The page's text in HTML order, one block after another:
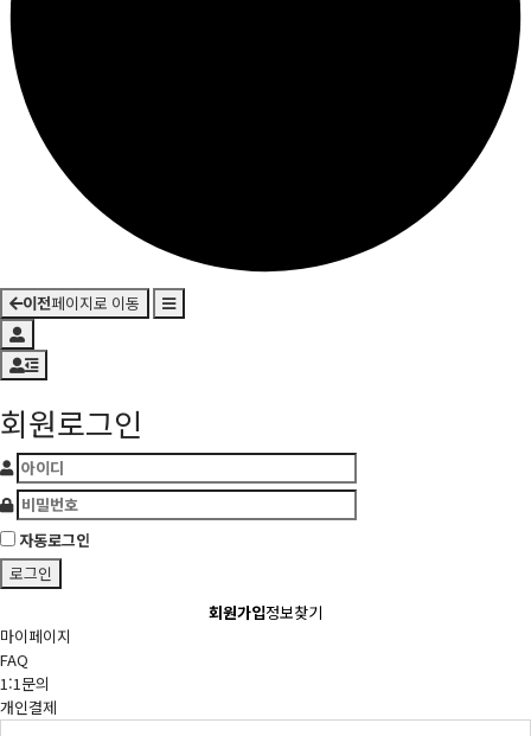
이전페이지로 이동
회원로그인
자동로그인
회원가입정보찾기
마이페이지
FAQ
1:1문의
개인결제